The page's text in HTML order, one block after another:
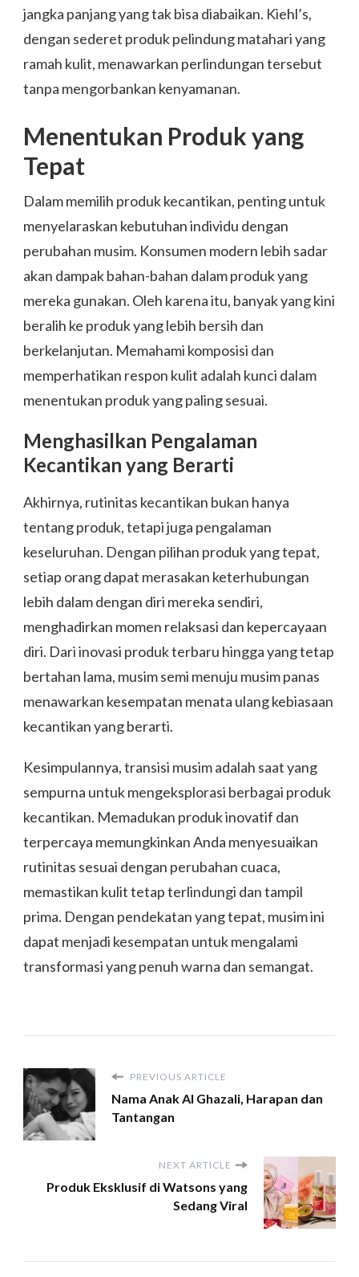
jangka panjang yang tak bisa diabaikan. Kiehl’s,
dengan sederet produk pelindung matahari yang
ramah kulit, menawarkan perlindungan tersebut
tanpa mengorbankan kenyamanan.
Menentukan Produk yang
Tepat
Dalam memilih produk kecantikan, penting untuk
menyelaraskan kebutuhan individu dengan
perubahan musim. Konsumen modern lebih sadar
akan dampak bahan-bahan dalam produk yang
mereka gunakan. Oleh karena itu, banyak yang kini
beralih ke produk yang lebih bersih dan
berkelanjutan. Memahami komposisi dan
memperhatikan respon kulit adalah kunci dalam
menentukan produk yang paling sesuai.
Menghasilkan Pengalaman
Kecantikan yang Berarti
Akhirnya, rutinitas kecantikan bukan hanya
tentang produk, tetapi juga pengalaman
keseluruhan. Dengan pilihan produk yang tepat,
setiap orang dapat merasakan keterhubungan
lebih dalam dengan diri mereka sendiri,
menghadirkan momen relaksasi dan kepercayaan
diri. Dari inovasi produk terbaru hingga yang tetap
bertahan lama, musim semi menuju musim panas
menawarkan kesempatan menata ulang kebiasaan
kecantikan yang berarti.
Kesimpulannya, transisi musim adalah saat yang
sempurna untuk mengeksplorasi berbagai produk
kecantikan. Memadukan produk inovatif dan
terpercaya memungkinkan Anda menyesuaikan
rutinitas sesuai dengan perubahan cuaca,
memastikan kulit tetap terlindungi dan tampil
prima. Dengan pendekatan yang tepat, musim ini
dapat menjadi kesempatan untuk mengalami
transformasi yang penuh warna dan semangat.
PREVIOUS ARTICLE
Nama Anak Al Ghazali, Harapan dan
Tantangan
NEXT ARTICLE
Produk Eksklusif di Watsons yang
Sedang Viral